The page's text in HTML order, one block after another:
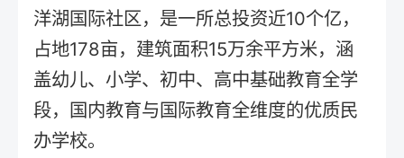
洋湖国际社区，是一所总投资近10个亿，
占地178亩，建筑面积15万余平方米，涵
盖幼儿、小学、初中、高中基础教育全学
段，国内教育与国际教育全维度的优质民
办学校。